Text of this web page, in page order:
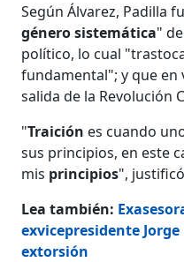
Según Álvarez, Padilla
género sistemática"
político, lo cual
fundamental"; y que en
salida de la Revolución
"Traición es cuando
sus principios, en este
mis principios",
Lea también:
exvicepresidente
extorsión